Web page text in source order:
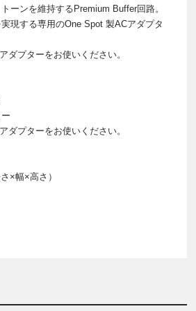
ーンを維持するPremium Buffer回路。
現する専用のOne Spot 製ACアダプタ
ダプターをお使いください。
ダプターをお使いください。
×幅×高さ）